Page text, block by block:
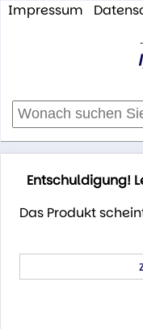
Impressum
Entschuldigung!
Das Produkt